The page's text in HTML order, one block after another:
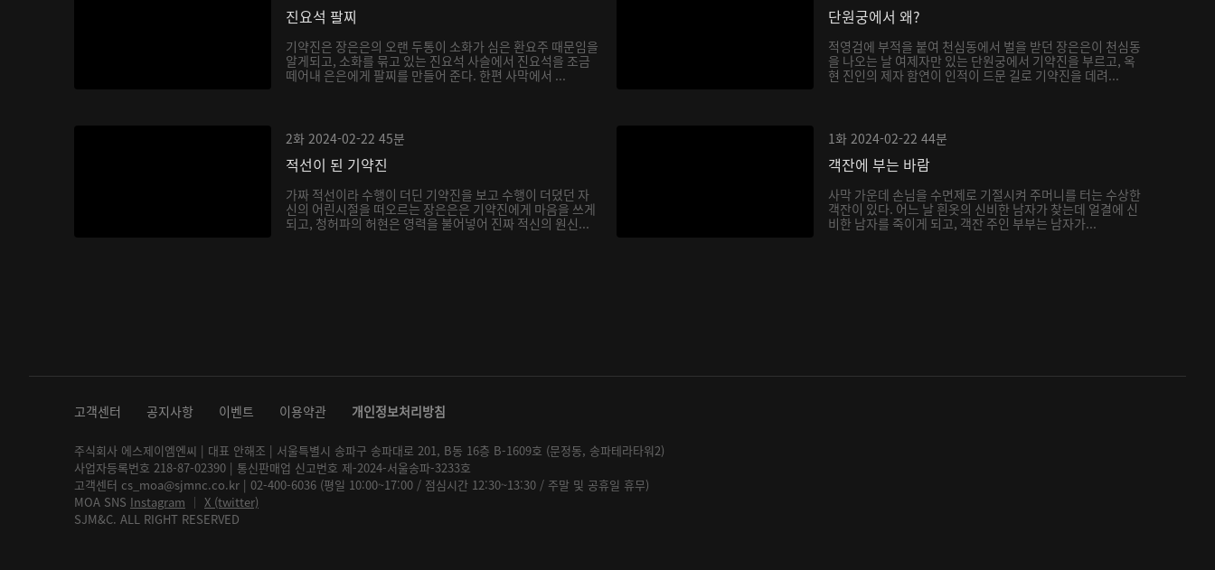
진요석 팔찌
기약진은 장은은의 오랜 두통이 소화가 심은 환요주 때문임을
알게되고, 소화를 묶고 있는 진요석 사슬에서 진요석을 조금
떼어내 은은에게 팔찌를 만들어 준다. 한편 사막에서 ...
단원궁에서 왜?
적영검에 부적을 붙여 천심동에서 벌을 받던 장은은이 천심동
을 나오는 날 여제자만 있는 단원궁에서 기약진을 부르고, 옥
현 진인의 제자 함연이 인적이 드문 길로 기약진을 데려...
2화 2024-02-22 45분
적선이 된 기약진
가짜 적선이라 수행이 더딘 기약진을 보고 수행이 더뎠던 자
신의 어린시절을 떠오르는 장은은은 기약진에게 마음을 쓰게
되고, 청허파의 허현은 영력을 불어넣어 진짜 적신의 원신...
1화 2024-02-22 44분
객잔에 부는 바람
사막 가운데 손님을 수면제로 기절시켜 주머니를 터는 수상한
객잔이 있다. 어느 날 흰옷의 신비한 남자가 찾는데 얼결에 신
비한 남자를 죽이게 되고, 객잔 주인 부부는 남자가...
고객센터 공지사항 이벤트 이용약관 개인정보처리방침
주식회사 에스제이엠엔씨 | 대표 안해조 | 서울특별시 송파구 송파대로 201, B동 16층 B-1609호 (문정동, 송파테라타워2)
사업자등록번호 218-87-02390 | 통신판매업 신고번호 제-2024-서울송파-3233호
고객센터 cs_moa@sjmnc.co.kr | 02-400-6036 (평일 10:00~17:00 / 점심시간 12:30~13:30 / 주말 및 공휴일 휴무)
MOA SNS Instagram │ X (twitter)
SJM&C. ALL RIGHT RESERVED